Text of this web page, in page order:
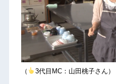
（ 3代目MC：山田桃子さん）